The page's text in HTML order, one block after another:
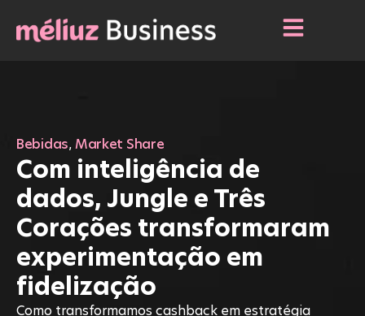
Bebidas,Market Share
Com inteligência de
dados, Jungle e Três
Corações transformaram
experimentação em
fidelização
Como transformamos cashback em estratégia